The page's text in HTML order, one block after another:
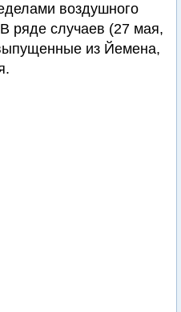
воздушного
ряде случаев (27 мая,
из Йемена,